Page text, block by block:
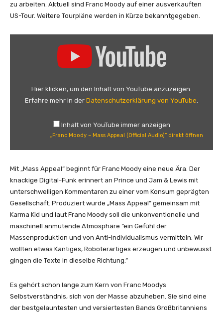
zu arbeiten. Aktuell sind Franc Moody auf einer ausverkauften
US-Tour. Weitere Tourpläne werden in Kürze bekanntgegeben.
–
M
a
s
s
A
p
p
e
Hier klicken, um den Inhalt von YouTube anzuzeigen.
Erfahre mehr in der Datenschutzerklärung von YouTube.
Inhalt von YouTube immer anzeigen
„Franc Moody – Mass Appeal (Official Audio)“ direkt öffnen
Mit „Mass Appeal“ beginnt für Franc Moody eine neue Ära. Der
knackige Digital-Funk erinnert an Prince und Jam & Lewis mit
unterschwelligen Kommentaren zu einer vom Konsum geprägten
Gesellschaft. Produziert wurde „Mass Appeal“ gemeinsam mit
Karma Kid und laut Franc Moody soll die unkonventionelle und
maschinell anmutende Atmosphäre “ein Gefühl der
Massenproduktion und von Anti-Individualismus vermitteln. Wir
wollten etwas Kantiges, Roboterartiges erzeugen und unbewusst
gingen die Texte in dieselbe Richtung.”
Es gehört schon lange zum Kern von Franc Moodys
Selbstverständnis, sich von der Masse abzuheben. Sie sind eine
der bestgelauntesten und versiertesten Bands Großbritanniens